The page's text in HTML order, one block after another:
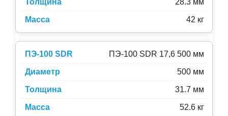
28.3 мм
42 кг
ПЭ-100 SDR 17,6 500 мм
500 мм
31.7 мм
52.6 кг